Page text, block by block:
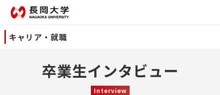
キャリア・就職
Interview
卒業生インタビュー